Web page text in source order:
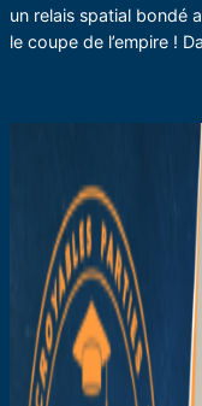
un relais spatial bondé
le coupe de l’empire !